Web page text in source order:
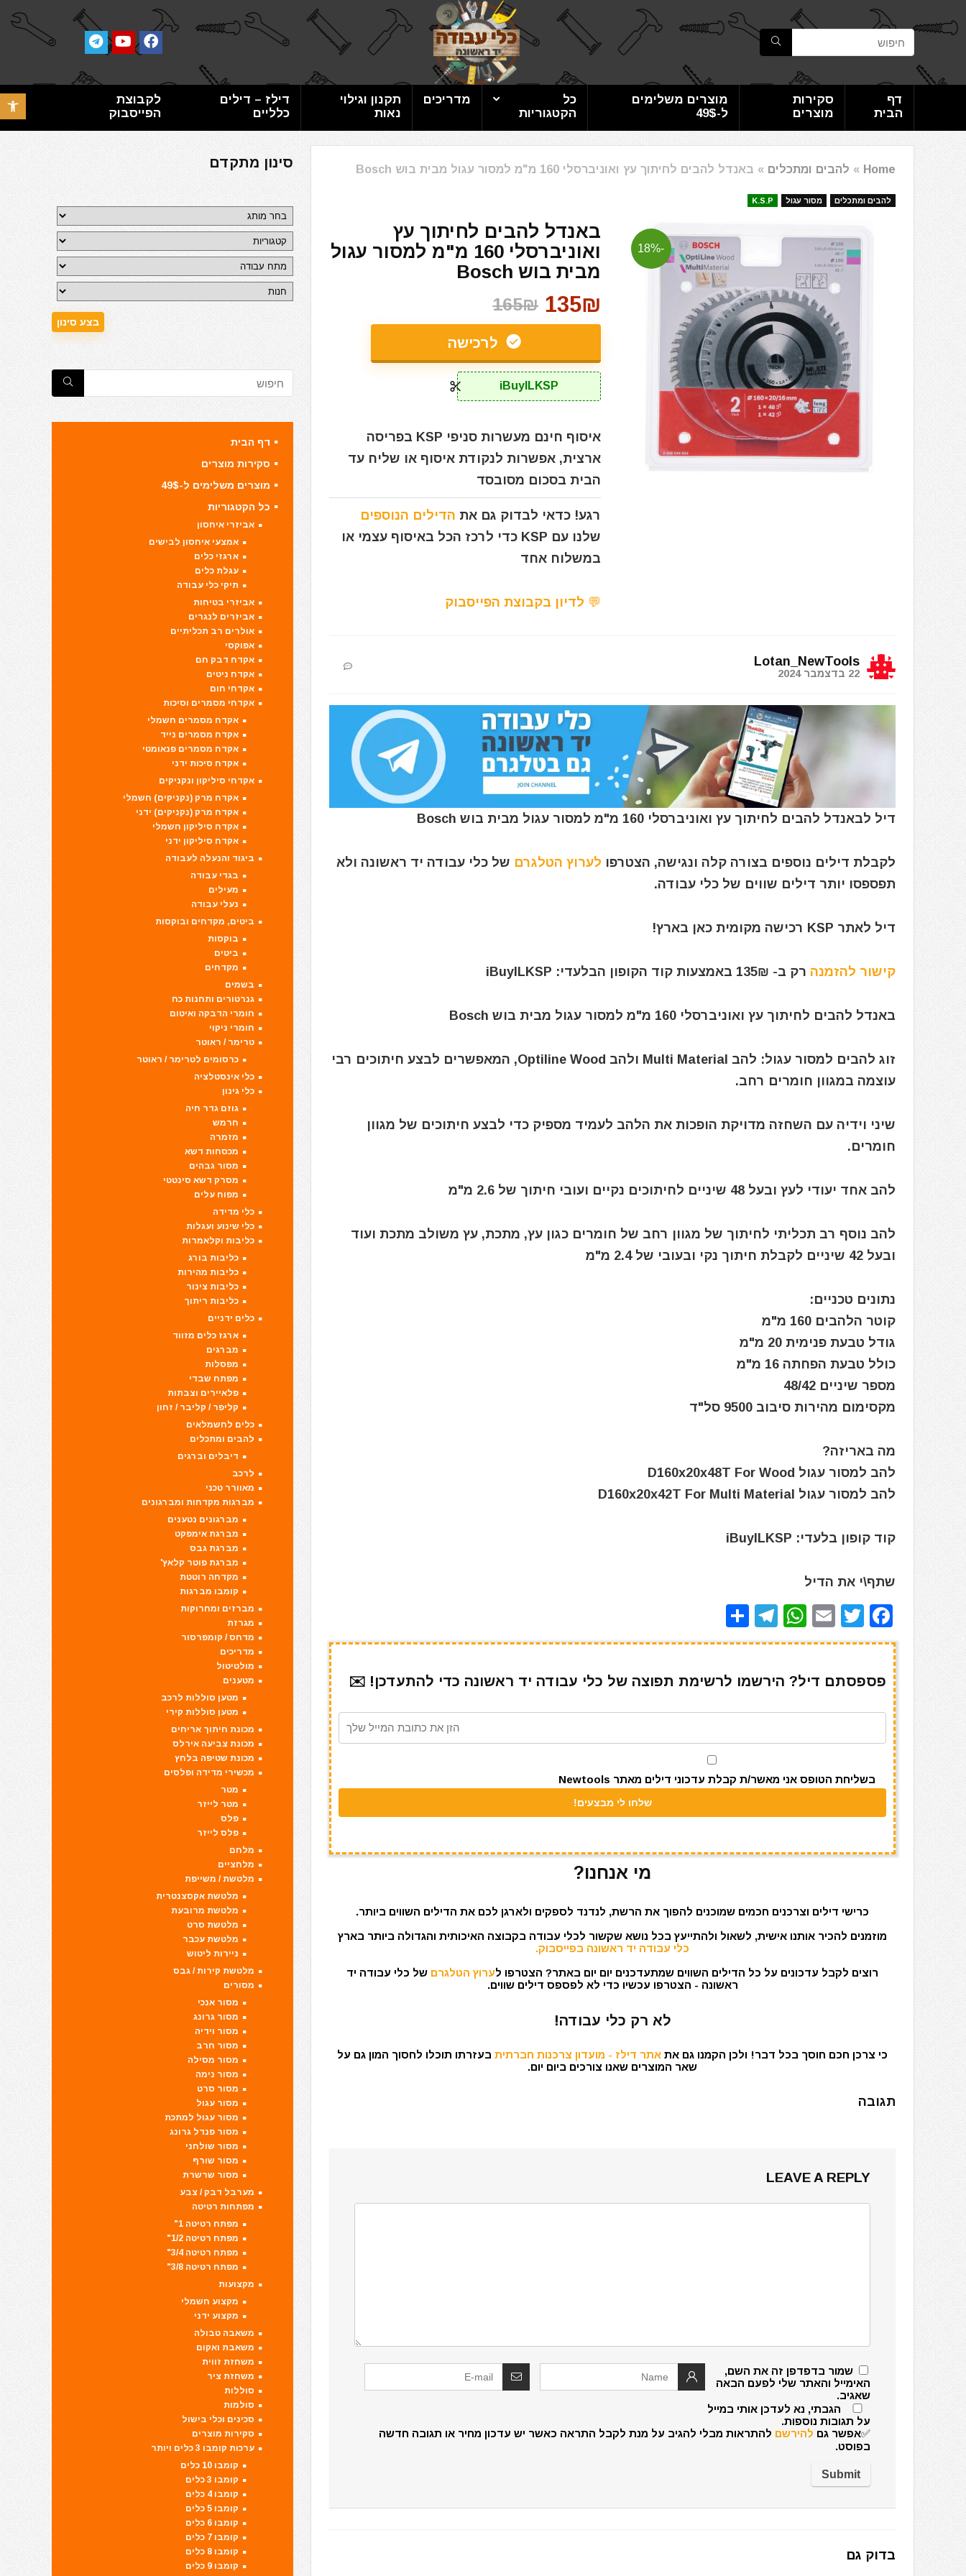
פתח
דף
הבית
סקירות
מוצרים
מוצרים משלימים
ל-49$
כל
הקטגוריות
מדריכים
תקנון וגילוי
נאות
דילז – דילים
כלליים
לקבוצת
הפייסבוק
Home
» להבים ומתכלים » באנדל להבים לחיתוך עץ ואוניברסלי 160 מ"מ למסור עגול מבית בוש Bosch
להבים ומתכלים מסור עגול K.S.P
-18%
באנדל להבים לחיתוך עץ
ואוניברסלי 160 מ"מ למסור עגול
מבית בוש Bosch
135₪
165₪
לרכישה
iBuyILKSP
איסוף חינם מעשרות סניפי KSP בפריסה
ארצית, אפשרות לנקודת איסוף או שליח עד
הבית בסכום מסובסד
רגע! כדאי לבדוק גם את הדילים הנוספים
שלנו עם KSP כדי לרכז הכל באיסוף עצמי או
במשלוח אחד
💬 לדיון בקבוצת הפייסבוק
Lotan_NewTools
22 בדצמבר 2024
דיל לבאנדל להבים לחיתוך עץ ואוניברסלי 160 מ"מ למסור עגול מבית בוש Bosch
לקבלת דילים נוספים בצורה קלה ונגישה, הצטרפו לערוץ הטלגרם של כלי עבודה יד ראשונה ולא
תפספסו יותר דילים שווים של כלי עבודה.
דיל לאתר KSP רכישה מקומית כאן בארץ!
קישור להזמנה רק ב- 135₪ באמצעות קוד הקופון הבלעדי: iBuyILKSP
באנדל להבים לחיתוך עץ ואוניברסלי 160 מ"מ למסור עגול מבית בוש Bosch
זוג להבים למסור עגול: להב Multi Material ולהב Optiline Wood, המאפשרים לבצע חיתוכים רבי
עוצמה במגוון חומרים רחב.
שיני וידיה עם השחזה מדויקת הופכות את הלהב לעמיד מספיק כדי לבצע חיתוכים של מגוון
חומרים.
להב אחד יעודי לעץ ובעל 48 שיניים לחיתוכים נקיים ועובי חיתוך של 2.6 מ"מ
להב נוסף רב תכליתי לחיתוך של מגוון רחב של חומרים כגון עץ, מתכת, עץ משולב מתכת ועוד
ובעל 42 שיניים לקבלת חיתוך נקי ובעובי של 2.4 מ"מ
נתונים טכניים:
קוטר הלהבים 160 מ"מ
גודל טבעת פנימית 20 מ"מ
כולל טבעת הפחתה 16 מ"מ
מספר שיניים 48/42
מקסימום מהירות סיבוב 9500 סל"ד
מה באריזה?
להב למסור עגול D160x20x48T For Wood
להב למסור עגול D160x20x42T For Multi Material
קוד קופון בלעדי: iBuyILKSP
שתף\י את הדיל
F
a
e
b
k
T
w
te
r
E
m
l
W
h
s
A
T
el
gr
a
h
e
פספסתם דיל? הירשמו לרשימת תפוצה של כלי עבודה יד ראשונה כדי להתעדכן! ✉️
בשליחת הטופס אני מאשר/ת קבלת עדכוני דילים מאתר Newtools
מי אנחנו?
כרישי דילים וצרכנים חכמים שמוכנים להפוך את הרשת, לנדנד לספקים ולארגן לכם את הדילים השווים ביותר.
מוזמנים להכיר אותנו אישית, לשאול ולהתייעץ בכל נושא שקשור לכלי עבודה בקבוצה האיכותית והגדולה ביותר בארץ
כלי עבודה יד ראשונה בפייסבוק.
רוצים לקבל עדכונים על כל הדילים השווים שמתעדכנים יום יום באתר? הצטרפו לערוץ הטלגרם של כלי עבודה יד
ראשונה - הצטרפו עכשיו כדי לא לפספס דילים שווים.
לא רק כלי עבודה!
כי צרכן חכם חוסך בכל דבר! ולכן הקמנו גם את אתר דילז - מועדון צרכנות חברתית בעזרתו תוכלו לחסוך המון גם על
שאר המוצרים שאנו צורכים ביום יום.
תגובה
LEAVE A REPLY
שמור בדפדפן זה את השם,
האימייל והאתר שלי לפעם הבאה
שאגיב.
הגבתי, נא לעדכן אותי במייל
על תגובות נוספות.
✅אפשר גם להירשם להתראות מבלי להגיב על מנת לקבל התראה כאשר יש עדכון מחיר או תגובה חדשה
בפוסט.
בדוק גם
סינון מתקדם
דף הבית
סקירות מוצרים
מוצרים משלימים ל-49$
כל הקטגוריות
אביזרי איחסון
אמצעי איחסון לבישים
ארגזי כלים
עגלת כלים
תיקי כלי עבודה
אביזרי בטיחות
אביזרים לנגרים
אולרים רב תכליתיים
אפוקסי
אקדח דבק חם
אקדח ניטים
אקדחי חום
אקדחי מסמרים וסיכות
אקדח מסמרים חשמלי
אקדח מסמרים נייד
אקדח מסמרים פנאומטי
אקדח סיכות ידני
אקדחי סיליקון ונקניקים
אקדח מרק (נקניקים) חשמלי
אקדח מרק (נקניקים) ידני
אקדח סיליקון חשמלי
אקדח סיליקון ידני
ביגוד והנעלה לעבודה
בגדי עבודה
מעילים
נעלי עבודה
ביטים, מקדחים ובוקסות
בוקסות
ביטים
מקדחים
בשמים
גנרטורים ותחנות כח
חומרי הדבקה ואיטום
חומרי ניקוי
טרימר / ראוטר
כרסומים לטרימר / ראוטר
כלי אינסטלציה
כלי גינון
גוזם גדר חיה
חרמש
מזמרה
מכסחות דשא
מסור גבהים
מסרק דשא סינטטי
מפוח עלים
כלי מדידה
כלי שינוע ועגלות
כליבות וקלאמרות
כליבות בורג
כליבות מהירות
כליבות צינור
כליבות ריתוך
כלים ידניים
ארגז כלים מזווד
מברגים
מפסלות
מפתח שבדי
פלאיירים וצבתות
קליפר / קליבר / זחון
כלים לחשמלאים
להבים ומתכלים
דיבלים וברגים
לרכב
מאוורר טכני
מברגות מקדחות ומברגונים
מברגונים נטענים
מברגת אימפקט
מברגת גבס
מברגת פוטר קלאץ'
מקדחה רוטטת
קומבו מברגות
מברזים ומחרוקות
מגרזת
מדחס / קומפרסור
מדריכים
מולטיטול
מטענים
מטען סוללות לרכב
מטען סוללות קירי
מכונת חיתוך אריחים
מכונת צביעה אירלס
מכונת שטיפה בלחץ
מכשירי מדידה ופלסים
מטר
מטר לייזר
פלס
פלס לייזר
מלחם
מלחציים
מלטשת / משייפת
מלטשת אקסצנטרית
מלטשת מרובעת
מלטשת סרט
מלטשת עכבר
ניירות ליטוש
מלטשת קירות / גבס
מסורים
מסור אנכי
מסור גרונג
מסור וידיה
מסור חרב
מסור מסילה
מסור נימה
מסור סרט
מסור עגול
מסור עגול למתכת
מסור פנדל גרונג
מסור שולחני
מסור שורף
מסור שרשרת
מערבל דבק / צבע
מפתחות רטיטה
מפתח רטיטה 1"
מפתח רטיטה 1/2"
מפתח רטיטה 3/4"
מפתח רטיטה 3/8"
מקצועות
מקצוע חשמלי
מקצוע ידני
משאבה טבולה
משאבת ואקום
משחזת זווית
משחזת ציר
סוללות
סולמות
סכינים וכלי בישול
סקירות מוצרים
ערכות קומבו 3 כלים ויותר
קומבו 10 כלים
קומבו 3 כלים
קומבו 4 כלים
קומבו 5 כלים
קומבו 6 כלים
קומבו 7 כלים
קומבו 8 כלים
קומבו 9 כלים